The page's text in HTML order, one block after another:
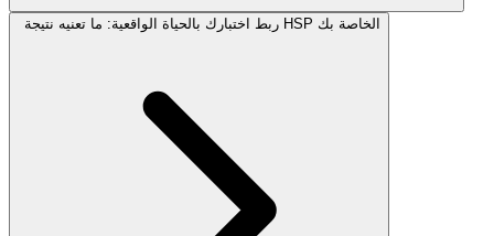
ربط اختبارك بالحياة الواقعية: ما تعنيه نتيجة HSP الخاصة بك